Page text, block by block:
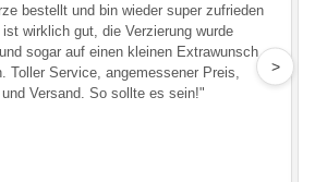
bestellt und bin wieder super zufrieden
wirklich gut, die Verzierung wurde
sogar auf einen kleinen Extrawunsch
Toller Service, angemessener Preis,
Versand. So sollte es sein!"
>